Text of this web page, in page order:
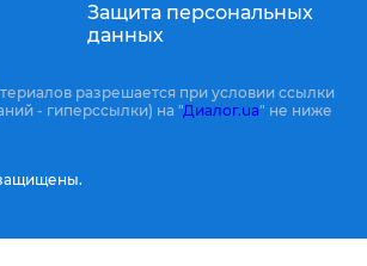
Защита персональных
данных
разрешается при условии ссылки
- гиперссылки) на "Диалог.ua" не ниже